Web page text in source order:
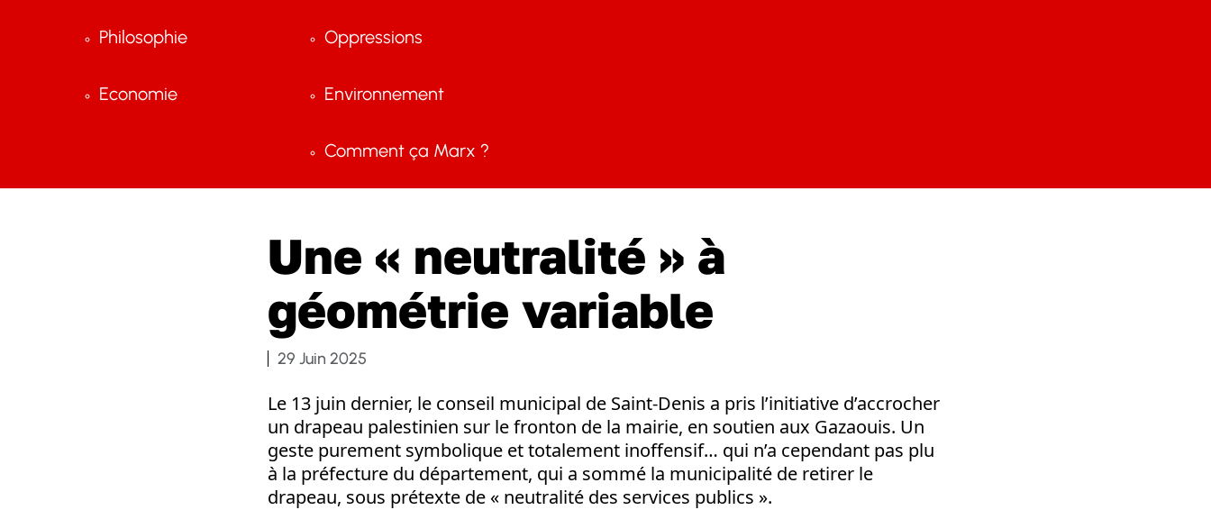
Philosophie
Economie
Oppressions
Environnement
Comment ça Marx ?
Une « neutralité » à
géométrie variable
29 Juin 2025
Le 13 juin dernier, le conseil municipal de Saint-Denis a pris l’initiative d’accrocher
un drapeau palestinien sur le fronton de la mairie, en soutien aux Gazaouis. Un
geste purement symbolique et totalement inoffensif… qui n’a cependant pas plu
à la préfecture du département, qui a sommé la municipalité de retirer le
drapeau, sous prétexte de « neutralité des services publics ».